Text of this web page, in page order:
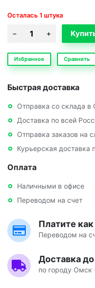
Осталась 1 штука
Избранное Сравнить
Быстрая доставка
Отправка со склада в
Доставка по всей
Отправка заказов на
Курьерская доставка
Оплата
Наличными в офисе
Переводом на счет
Платите
Переводом на
Доставка
по городу Омск